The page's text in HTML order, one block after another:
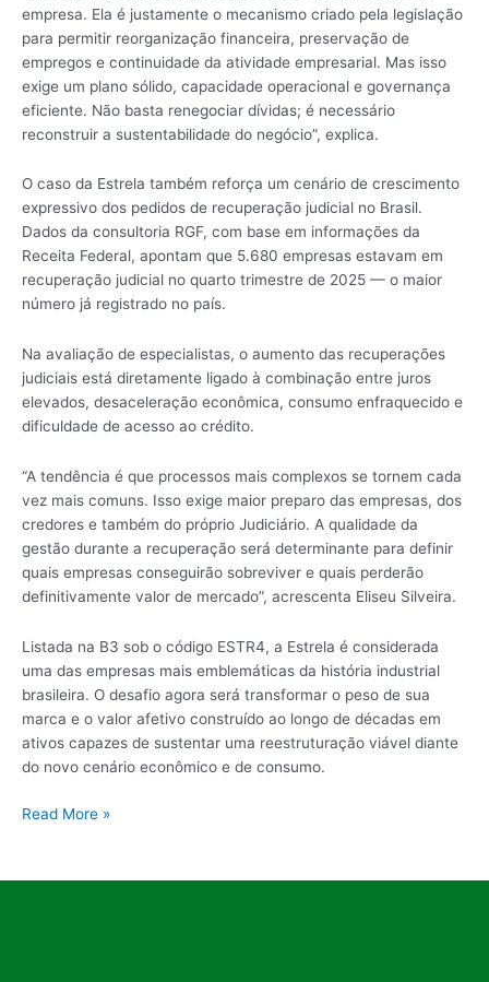
empresa. Ela é justamente o mecanismo criado pela legislação
para permitir reorganização financeira, preservação de
empregos e continuidade da atividade empresarial. Mas isso
exige um plano sólido, capacidade operacional e governança
eficiente. Não basta renegociar dívidas; é necessário
reconstruir a sustentabilidade do negócio”, explica.
O caso da Estrela também reforça um cenário de crescimento
expressivo dos pedidos de recuperação judicial no Brasil.
Dados da consultoria RGF, com base em informações da
Receita Federal, apontam que 5.680 empresas estavam em
recuperação judicial no quarto trimestre de 2025 — o maior
número já registrado no país.
Na avaliação de especialistas, o aumento das recuperações
judiciais está diretamente ligado à combinação entre juros
elevados, desaceleração econômica, consumo enfraquecido e
dificuldade de acesso ao crédito.
“A tendência é que processos mais complexos se tornem cada
vez mais comuns. Isso exige maior preparo das empresas, dos
credores e também do próprio Judiciário. A qualidade da
gestão durante a recuperação será determinante para definir
quais empresas conseguirão sobreviver e quais perderão
definitivamente valor de mercado”, acrescenta Eliseu Silveira.
Listada na B3 sob o código ESTR4, a Estrela é considerada
uma das empresas mais emblemáticas da história industrial
brasileira. O desafio agora será transformar o peso de sua
marca e o valor afetivo construído ao longo de décadas em
ativos capazes de sustentar uma reestruturação viável diante
do novo cenário econômico e de consumo.
Read More »